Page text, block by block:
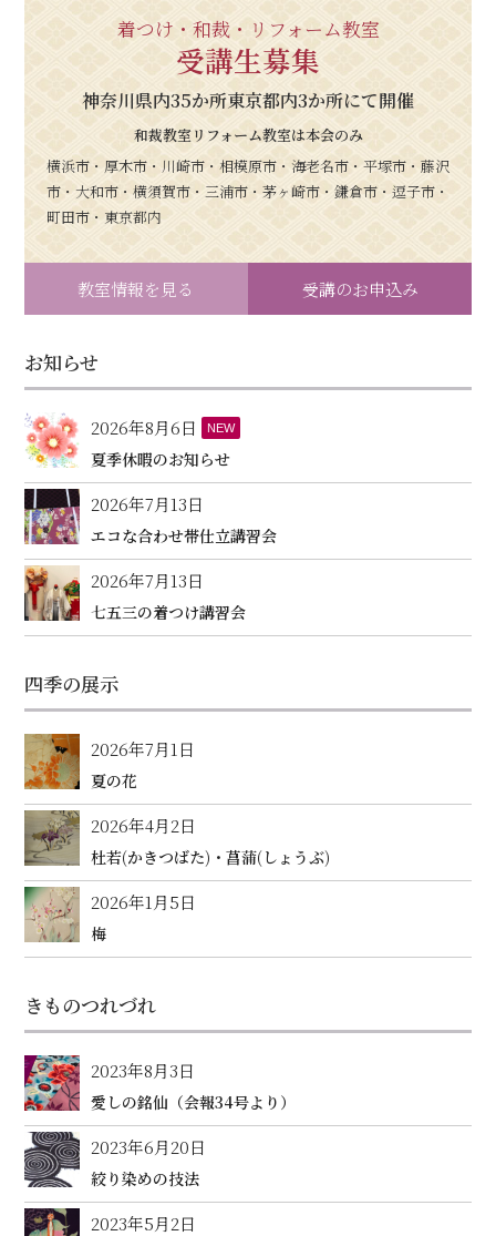
着つけ・和裁・リフォーム教室
受講生募集
神奈川県内35か所東京都内3か所にて開催
和裁教室リフォーム教室は本会のみ
横浜市・厚木市・川崎市・相模原市・海老名市・平塚市・藤沢
市・大和市・横須賀市・三浦市・茅ヶ崎市・鎌倉市・逗子市・
町田市・東京都内
教室情報を見る 受講のお申込み
お知らせ
2026年8月6日 NEW
夏季休暇のお知らせ
2026年7月13日
エコな合わせ帯仕立講習会
2026年7月13日
七五三の着つけ講習会
四季の展示
2026年7月1日
夏の花
2026年4月2日
杜若(かきつばた)・菖蒲(しょうぶ)
2026年1月5日
梅
きものつれづれ
2023年8月3日
愛しの銘仙（会報34号より）
2023年6月20日
絞り染めの技法
2023年5月2日